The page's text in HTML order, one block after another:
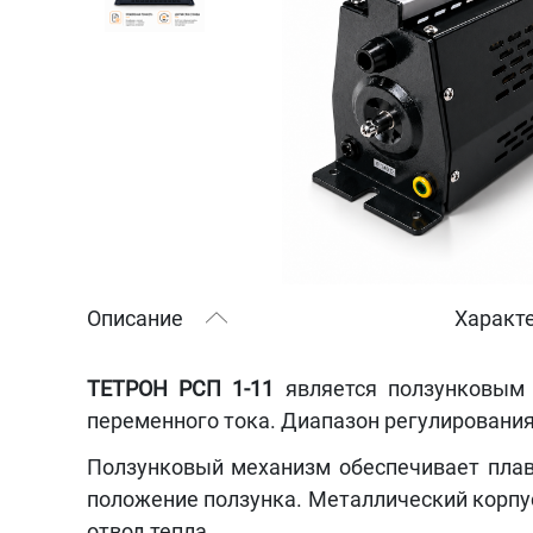
Описание
ТЕТРОН РСП 1-11
является
переменного тока. Диапазон
Ползунковый механизм обеспечивает
положение ползунка. Металлический